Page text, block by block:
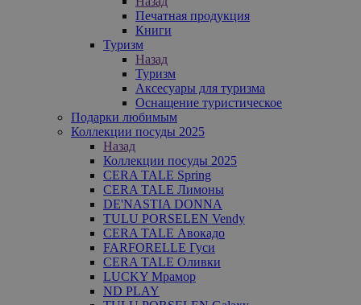
Печатная продукция
Книги
Туризм
Назад
Туризм
Аксесуары для туризма
Оснащение туристическое
Подарки любимым
Коллекции посуды 2025
Назад
Коллекции посуды 2025
CERA TALE Spring
CERA TALE Лимоны
DE'NASTIA DONNA
TULU PORSELEN Vendy
CERA TALE Авокадо
FARFORELLE Гуси
CERA TALE Оливки
LUCKY Мрамор
ND PLAY